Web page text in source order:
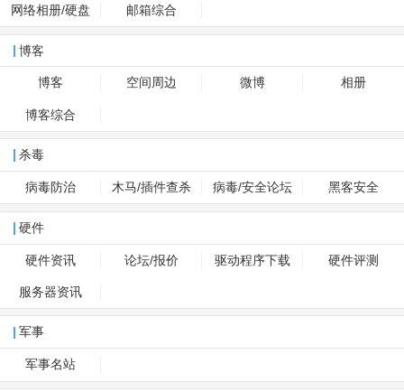
网络相册/硬盘 邮箱综合
博客
博客 空间周边 微博 相册
博客综合
杀毒
病毒防治 木马/插件查杀 病毒/安全论坛 黑客安全
硬件
硬件资讯 论坛/报价 驱动程序下载 硬件评测
服务器资讯
军事
军事名站